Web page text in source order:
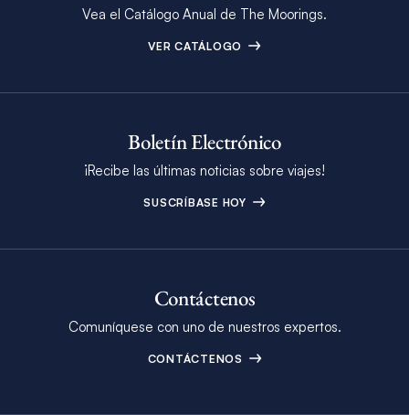
Vea el Catálogo Anual de The Moorings.
VER CATÁLOGO
Boletín Electrónico
¡Recibe las últimas noticias sobre viajes!
SUSCRÍBASE HOY
Contáctenos
Comuníquese con uno de nuestros expertos.
CONTÁCTENOS